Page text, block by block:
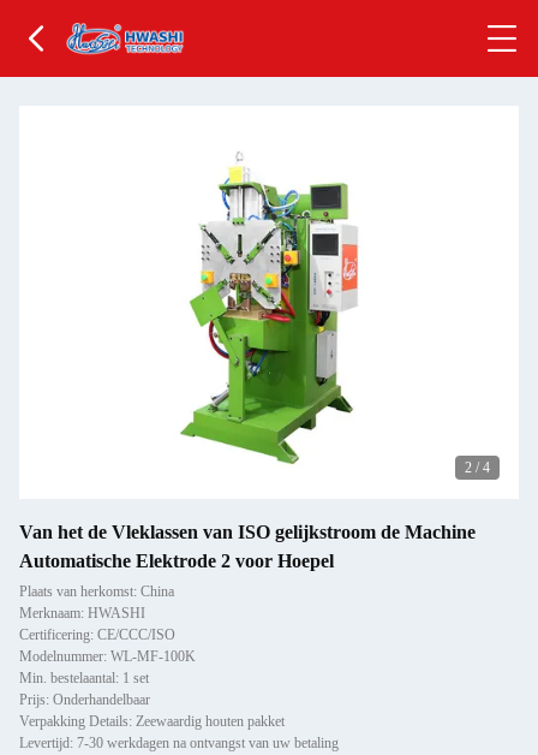
2 / 4
Van het de Vleklassen van ISO gelijkstroom de Machine
Automatische Elektrode 2 voor Hoepel
Plaats van herkomst: China
Merknaam: HWASHI
Certificering: CE/CCC/ISO
Modelnummer: WL-MF-100K
Min. bestelaantal: 1 set
Prijs: Onderhandelbaar
Verpakking Details: Zeewaardig houten pakket
Levertijd: 7-30 werkdagen na ontvangst van uw betaling